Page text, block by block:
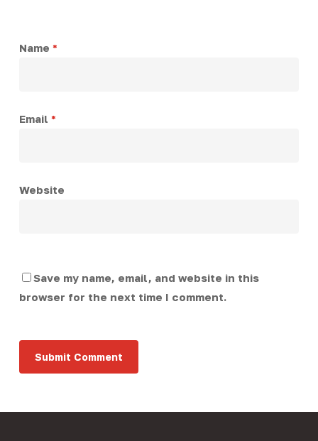
Name *
Email *
Website
Save my name, email, and website in this
browser for the next time I comment.